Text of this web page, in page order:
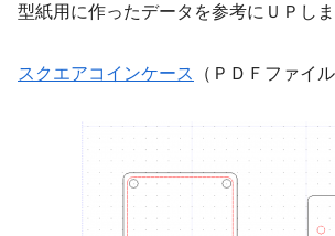
型紙用に作ったデータを参考にＵＰしま
スクエアコインケース （ＰＤＦファイル